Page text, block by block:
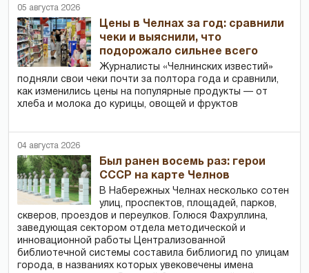
05 августа 2026
Цены в Челнах за год: сравнили
чеки и выяснили, что
подорожало сильнее всего
Журналисты «Челнинских известий»
подняли свои чеки почти за полтора года и сравнили,
как изменились цены на популярные продукты — от
хлеба и молока до курицы, овощей и фруктов
04 августа 2026
Был ранен восемь раз: герои
СССР на карте Челнов
В Набережных Челнах несколько сотен
улиц, проспектов, площадей, парков,
скверов, проездов и переулков. Голюся Фахруллина,
заведующая сектором отдела методической и
инновационной работы Централизованной
библиотечной системы составила библиогид по улицам
города, в названиях которых увековечены имена